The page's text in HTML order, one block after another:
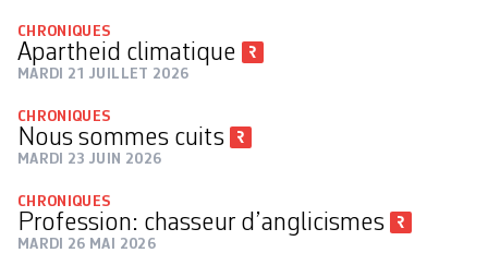
CHRONIQUES
Apartheid climatique
MARDI 21 JUILLET 2026
CHRONIQUES
Nous sommes cuits
MARDI 23 JUIN 2026
CHRONIQUES
Profession: chasseur d’anglicismes
MARDI 26 MAI 2026